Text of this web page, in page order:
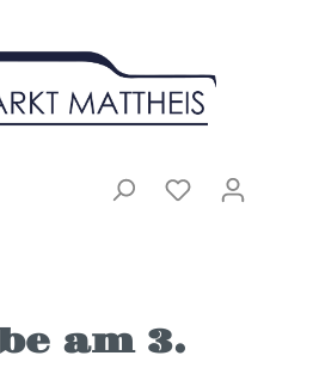
am 3.